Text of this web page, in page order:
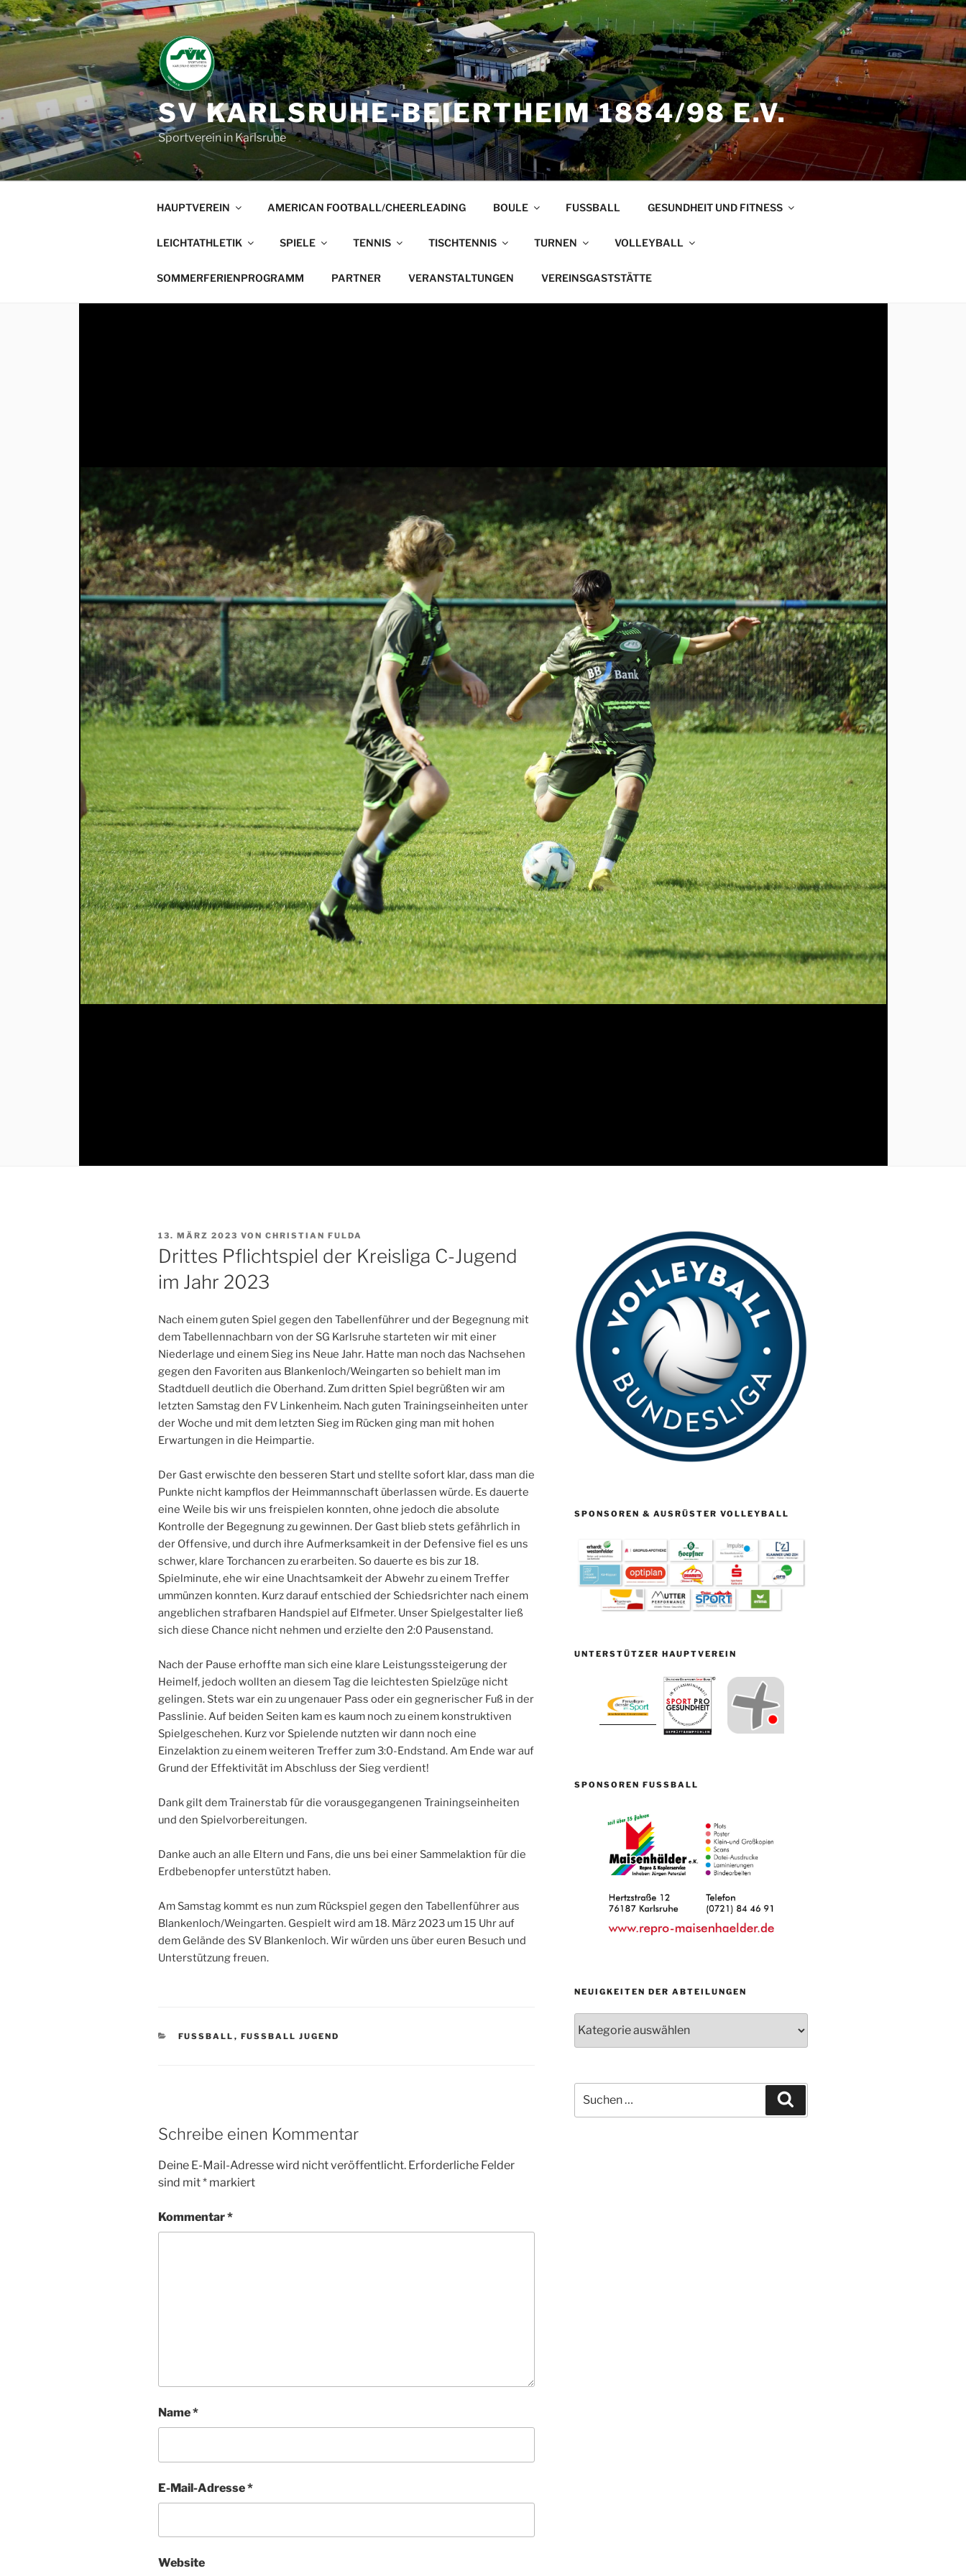
Zum
Inhalt
springen
SV KARLSRUHE-BEIERTHEIM 1884/98 E.V.
Sportverein in Karlsruhe
HAUPTVEREIN AMERICAN FOOTBALL/CHEERLEADING BOULE FUSSBALL GESUNDHEIT UND FITNESS
LEICHTATHLETIK SPIELE TENNIS TISCHTENNIS TURNEN VOLLEYBALL
SOMMERFERIENPROGRAMM PARTNER VERANSTALTUNGEN VEREINSGASTSTÄTTE
VERÖFFENTLICHT
AM
13. MÄRZ 2023 VON CHRISTIAN FULDA
Drittes Pflichtspiel der Kreisliga C-Jugend
im Jahr 2023
Nach einem guten Spiel gegen den Tabellenführer und der Begegnung mit
dem Tabellennachbarn von der SG Karlsruhe starteten wir mit einer
Niederlage und einem Sieg ins Neue Jahr. Hatte man noch das Nachsehen
gegen den Favoriten aus Blankenloch/Weingarten so behielt man im
Stadtduell deutlich die Oberhand. Zum dritten Spiel begrüßten wir am
letzten Samstag den FV Linkenheim. Nach guten Trainingseinheiten unter
der Woche und mit dem letzten Sieg im Rücken ging man mit hohen
Erwartungen in die Heimpartie.
Der Gast erwischte den besseren Start und stellte sofort klar, dass man die
Punkte nicht kampflos der Heimmannschaft überlassen würde. Es dauerte
eine Weile bis wir uns freispielen konnten, ohne jedoch die absolute
Kontrolle der Begegnung zu gewinnen. Der Gast blieb stets gefährlich in
der Offensive, und durch ihre Aufmerksamkeit in der Defensive fiel es uns
schwer, klare Torchancen zu erarbeiten. So dauerte es bis zur 18.
Spielminute, ehe wir eine Unachtsamkeit der Abwehr zu einem Treffer
ummünzen konnten. Kurz darauf entschied der Schiedsrichter nach einem
angeblichen strafbaren Handspiel auf Elfmeter. Unser Spielgestalter ließ
sich diese Chance nicht nehmen und erzielte den 2:0 Pausenstand.
Nach der Pause erhoffte man sich eine klare Leistungssteigerung der
Heimelf, jedoch wollten an diesem Tag die leichtesten Spielzüge nicht
gelingen. Stets war ein zu ungenauer Pass oder ein gegnerischer Fuß in der
Passlinie. Auf beiden Seiten kam es kaum noch zu einem konstruktiven
Spielgeschehen. Kurz vor Spielende nutzten wir dann noch eine
Einzelaktion zu einem weiteren Treffer zum 3:0-Endstand. Am Ende war auf
Grund der Effektivität im Abschluss der Sieg verdient!
Dank gilt dem Trainerstab für die vorausgegangenen Trainingseinheiten
und den Spielvorbereitungen.
Danke auch an alle Eltern und Fans, die uns bei einer Sammelaktion für die
Erdbebenopfer unterstützt haben.
Am Samstag kommt es nun zum Rückspiel gegen den Tabellenführer aus
Blankenloch/Weingarten. Gespielt wird am 18. März 2023 um 15 Uhr auf
dem Gelände des SV Blankenloch. Wir würden uns über euren Besuch und
Unterstützung freuen.
KATEGORIEN
FUSSBALL , FUSSBALL JUGEND
Schreibe einen Kommentar
Deine E-Mail-Adresse wird nicht veröffentlicht. Erforderliche Felder
sind mit* markiert
Kommentar*
Name*
E-Mail-Adresse*
Website
SPONSOREN & AUSRÜSTER VOLLEYBALL
UNTERSTÜTZER HAUPTVEREIN
SPONSOREN FUSSBALL
NEUIGKEITEN DER ABTEILUNGEN
der
Abteilungen
nach: